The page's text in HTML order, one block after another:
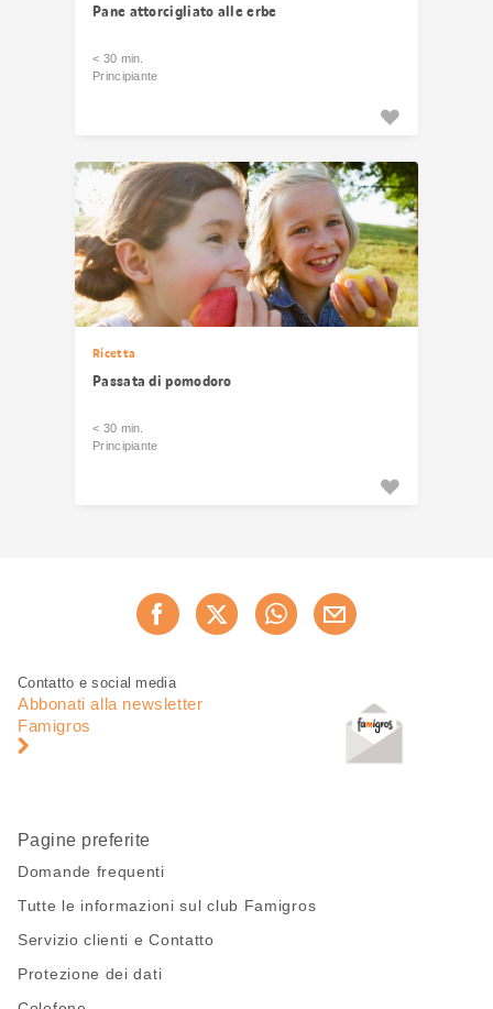
Pane attorcigliato alle erbe
< 30 min.
Principiante
Ricetta
Passata di pomodoro
< 30 min.
Principiante
Consiglia ora
Piè
pagina
Navigazione
pagina
Contatto e social media
Abbonati alla newsletter
Famigros
Pagine preferite
Domande frequenti
Tutte le informazioni sul club Famigros
Servizio clienti e Contatto
Protezione dei dati